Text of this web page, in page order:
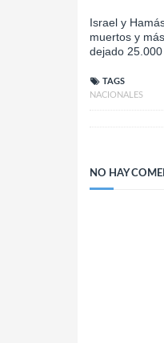
Israel y
muertos y
dejado
TAGS
NACIONALES
NO HAY